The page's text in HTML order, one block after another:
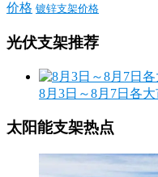
价格 镀锌支架价格
光伏支架推荐
8月3日～8月7日各
太阳能支架热点